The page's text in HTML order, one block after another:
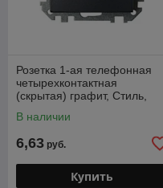
Розетка 1-ая телефонная
четырехконтактная
(скрытая) графит, Стиль,
В наличии
6,63 руб.
Купить